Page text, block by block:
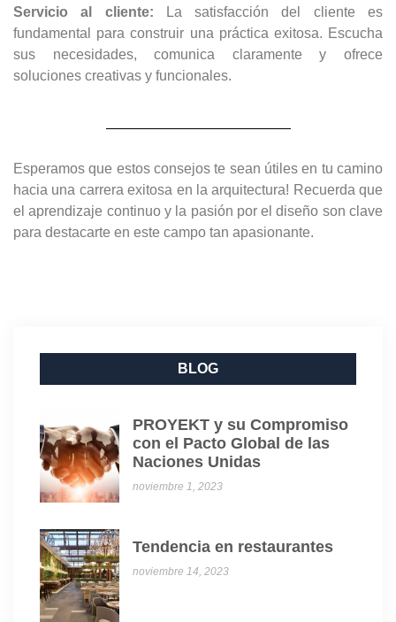
BLOG
PROYEKT y su Compromiso
con el Pacto Global de las
Naciones Unidas
noviembre 1, 2023
Tendencia en restaurantes
noviembre 14, 2023
Servicio al cliente: La satisfacción del cliente es
fundamental para construir una práctica exitosa. Escucha
sus necesidades, comunica claramente y ofrece
soluciones creativas y funcionales.
Esperamos que estos consejos te sean útiles en tu camino
hacia una carrera exitosa en la arquitectura! Recuerda que
el aprendizaje continuo y la pasión por el diseño son clave
para destacarte en este campo tan apasionante.